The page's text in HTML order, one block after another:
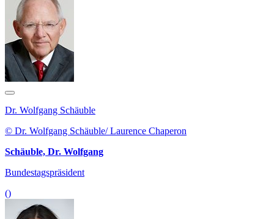
Dr. Wolfgang Schäuble
© Dr. Wolfgang Schäuble/ Laurence Chaperon
Schäuble, Dr. Wolfgang
Bundestagspräsident
()